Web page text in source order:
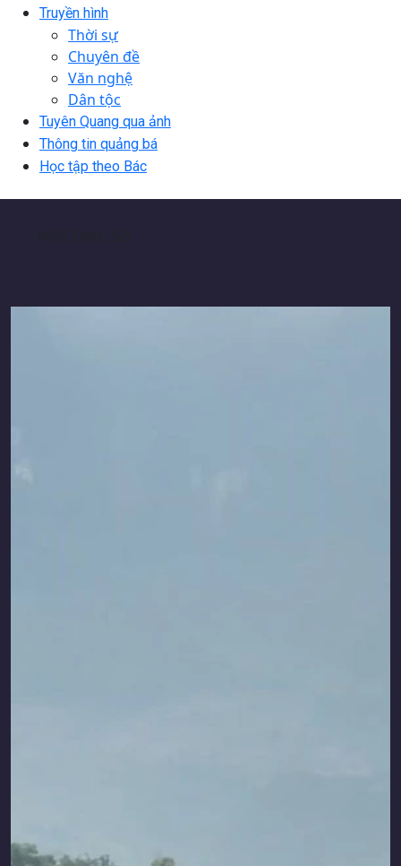
Truyền hình
Thời sự
Chuyên đề
Văn nghệ
Dân tộc
Tuyên Quang qua ảnh
Thông tin quảng bá
Học tập theo Bác